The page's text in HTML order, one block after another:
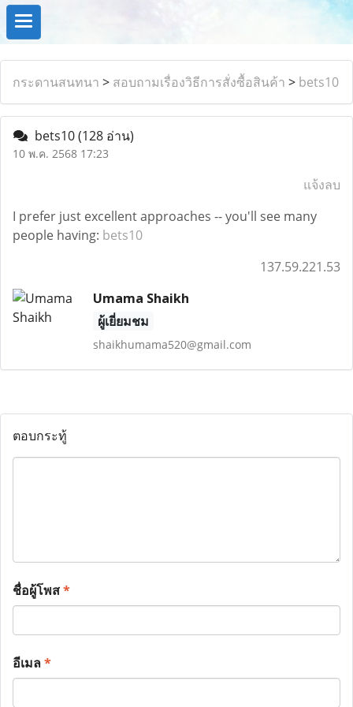
กระดานสนทนา > สอบถามเรื่องวิธีการสั่งซื้อสินค้า > bets10
bets10(128 อ่าน)
10 พ.ค. 2568 17:23
แจ้งลบ
I prefer just excellent approaches -- you'll see many
people having: bets10
137.59.221.53
Umama Shaikh
ผู้เยี่ยมชม
shaikhumama520@gmail.com
ตอบกระทู้
ชื่อผู้โพส*
อีเมล*